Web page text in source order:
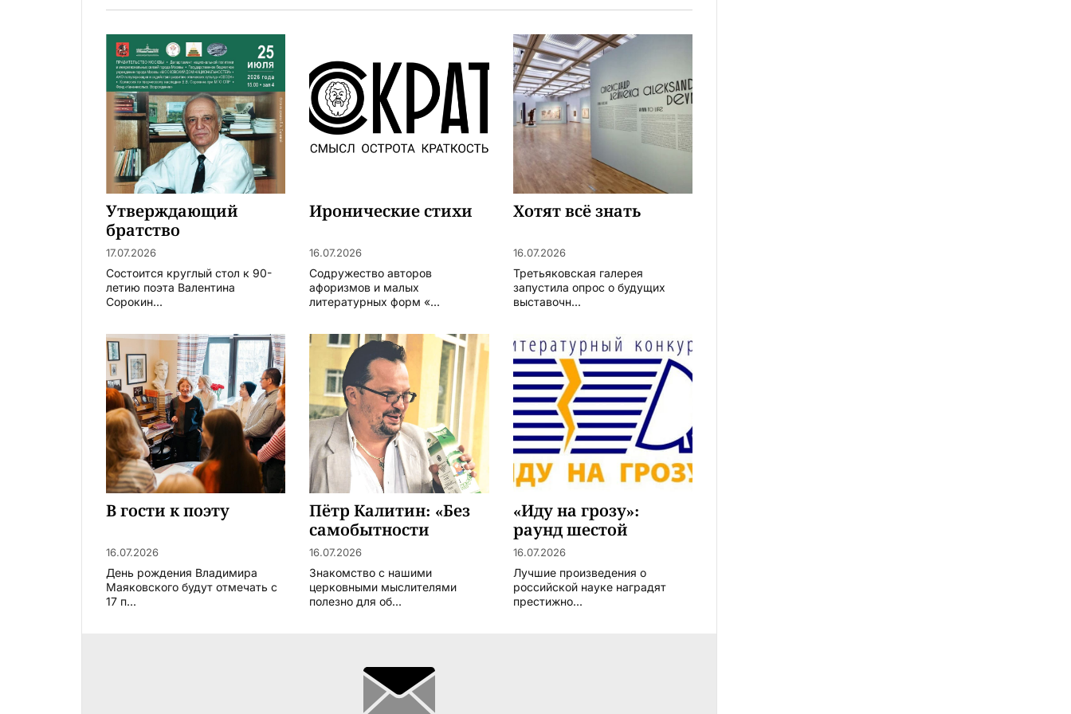
Утверждающий
братство
17.07.2026
Состоится круглый стол к 90-
летию поэта Валентина
Сорокин...
Иронические стихи
16.07.2026
Содружество авторов
афоризмов и малых
литературных форм «...
Хотят всё знать
16.07.2026
Третьяковская галерея
запустила опрос о будущих
выставочн...
В гости к поэту
16.07.2026
День рождения Владимира
Маяковского будут отмечать с
17 п...
Пётр Калитин: «Без
самобытности
Россия погибнет»
16.07.2026
Знакомство с нашими
церковными мыслителями
полезно для об...
«Иду на грозу»:
раунд шестой
16.07.2026
Лучшие произведения о
российской науке наградят
престижно...